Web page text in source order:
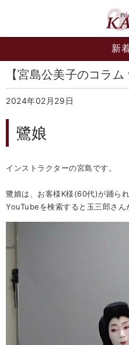
新
【宮島公美子のコラ
2024年02月29日
鷺娘
インストラクターの宮島です。
鷺娘は、お客様K様(60代)が踊
YouTubeを検索すると玉三郎さん